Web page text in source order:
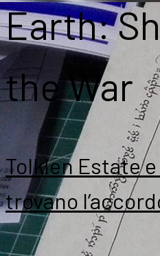
Earth:
the War
Tolkien Estate
trovano